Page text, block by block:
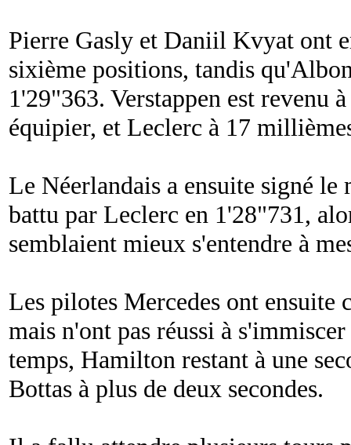
Pierre Gasly et Daniil Kvyat ont
sixième positions, tandis
1'29"363. Verstappen est revenu
équipier, et Leclerc à 17
Le Néerlandais a ensuite signé
battu par Leclerc en 1'28"731,
semblaient mieux s'entendre à
Les pilotes Mercedes ont ensuite
mais n'ont pas réussi à
temps, Hamilton restant à une
Bottas à plus de deux secondes.